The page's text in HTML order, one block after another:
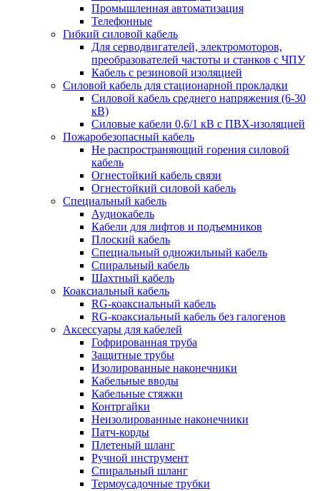
Промышленная автоматизация
Телефонные
Гибкий силовой кабель
Для серводвигателей, электромоторов,
преобразователей частоты и станков с ЧПУ
Кабель с резиновой изоляцией
Силовой кабель для стационарной прокладки
Силовой кабель среднего напряжения (6-30
кВ)
Силовые кабели 0,6/1 кВ с ПВХ-изоляцией
Пожаробезопасный кабель
Не распространяющий горения силовой
кабель
Огнестойкий кабель связи
Огнестойкий силовой кабель
Специальный кабель
Аудиокабель
Кабели для лифтов и подъемников
Плоский кабель
Специальный одножильный кабель
Спиральный кабель
Шахтный кабель
Коаксиальный кабель
RG-коаксиальный кабель
RG-коаксиальный кабель без галогенов
Аксессуары для кабелей
Гофрированная труба
Защитные трубы
Изолированные наконечники
Кабельные вводы
Кабельные стяжки
Контргайки
Неизолированные наконечники
Патч-корды
Плетеный шланг
Ручной инструмент
Спиральный шланг
Термоусадочные трубки